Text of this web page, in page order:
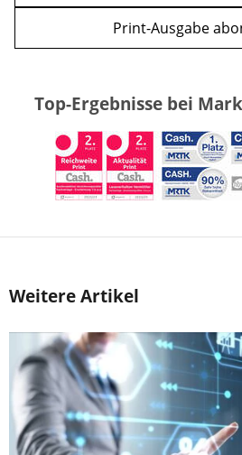
Print-Ausgabe
Top-Ergebnisse bei
Weitere Artikel